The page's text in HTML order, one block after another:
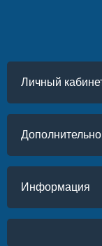
Личный
Дополнительно
Информация